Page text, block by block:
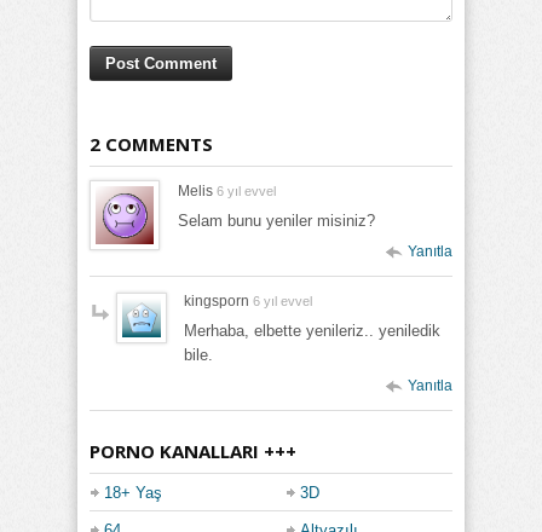
2 COMMENTS
Melis 6 yıl evvel
Selam bunu yeniler misiniz?
Yanıtla
kingsporn 6 yıl evvel
Merhaba, elbette yenileriz.. yeniledik
bile.
Yanıtla
PORNO KANALLARI +++
18+ Yaş 3D